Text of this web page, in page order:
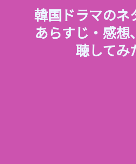
韓国ドラマのネ
あらすじ・感想
聴してみ